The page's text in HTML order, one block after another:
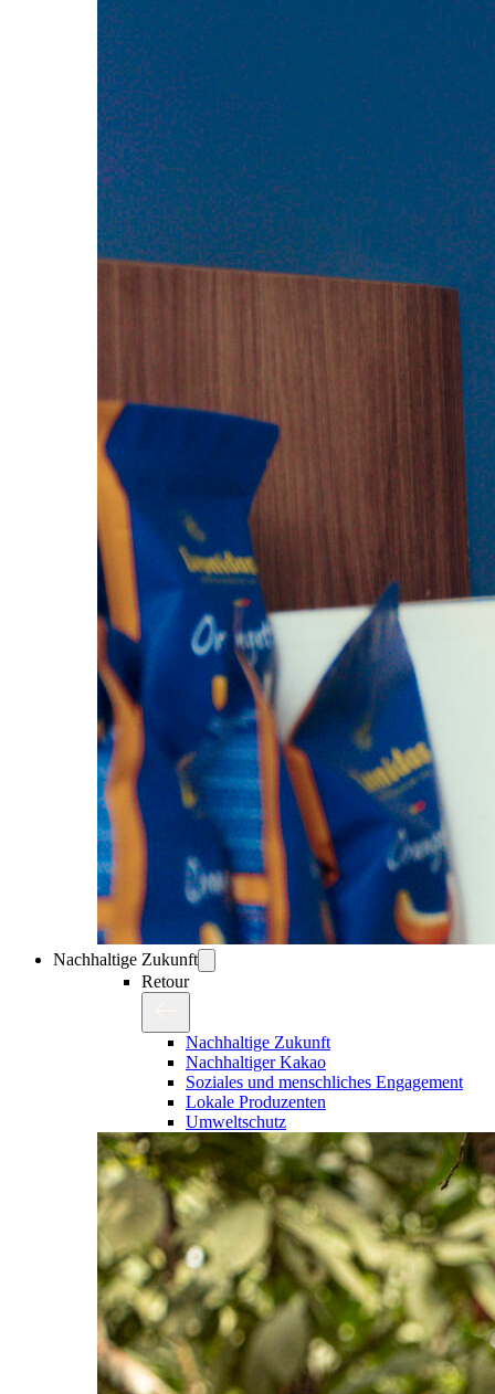
Nachhaltige Zukunft
Retour
Nachhaltige Zukunft
Nachhaltiger Kakao
Soziales und menschliches Engagement
Lokale Produzenten
Umweltschutz